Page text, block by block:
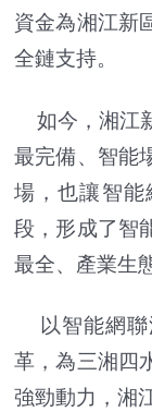
資金為湘江新
全鏈支持。
如今，湘江
最完備、智能
場，也讓智能
段，形成了智
最全、產業生
以智能網聯
革，為三湘四
強勁動力，湘